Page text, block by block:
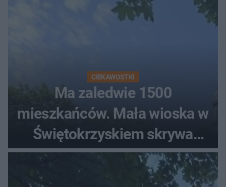
CIEKAWOSTKI
Ma zaledwie 1500
mieszkańców. Mała wioska w
Świętokrzyskiem skrywa
zabytki, bywał tu nawet król